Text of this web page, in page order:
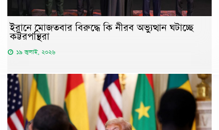
ইরানে মোজতবার বিরুদ্ধে কি নীরব অভ্যুত্থান ঘটাচ্ছে
কট্টরপন্থিরা
১৯ জুলাই, ২০২৬